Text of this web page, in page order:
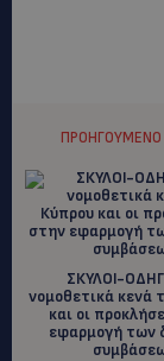
ΠΡΟΗΓΟΎΜΕΝΟ
ΣΚΥΛΟΙ-
νομοθετικά κενά
και οι
εφαρμογή των